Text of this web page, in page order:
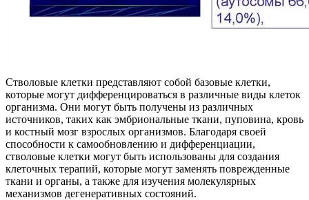
Стволовые клетки представляют собой базовые клетки,
которые могут дифференцироваться в различные виды клеток
организма. Они могут быть получены из различных
источников, таких как эмбриональные ткани, пуповина, кровь
и костный мозг взрослых организмов. Благодаря своей
способности к самообновлению и дифференциации,
стволовые клетки могут быть использованы для создания
клеточных терапий, которые могут заменять поврежденные
ткани и органы, а также для изучения молекулярных
механизмов дегенеративных состояний.